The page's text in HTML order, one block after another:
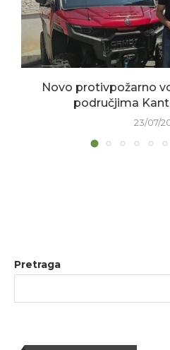
Novo protivpožarno
područjima
23/07/
Pretraga